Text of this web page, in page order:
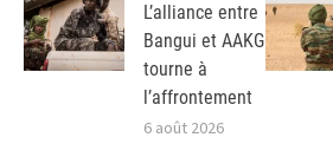
L’alliance entre
Bangui et AAKG
tourne à
l’affrontement
6 août 2026